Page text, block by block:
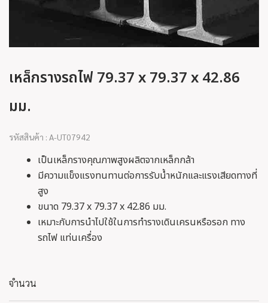
เหล็กรางรถไฟ 79.37 x 79.37 x 42.86
มม.
รหัสสินค้า : A-UT07942
เป็นเหล็กรางคุณภาพสูงผลิตจากเหล็กกล้า
มีความแข็งแรงทนทานต่อการรับน้ำหนักและแรงเสียดทางที่
สูง
ขนาด 79.37 x 79.37 x 42.86 มม.
เหมาะกับการนำไปใช้ในการทำรางเดินเครนหรือรอก ทาง
รถไฟ แท่นเครื่อง
จำนวน